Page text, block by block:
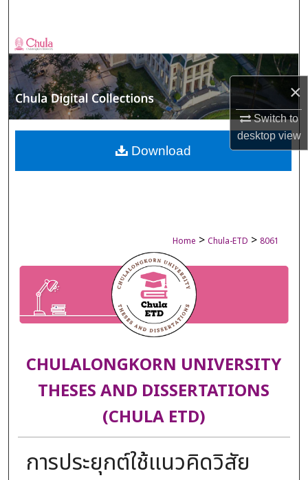
×
Switch to
desktopview
Browse Collections
My Account
About
Digital Commons Network™
Home > Chula-ETD > 8061
CHULALONGKORN UNIVERSITY
THESES AND DISSERTATIONS
(CHULA ETD)
การประยุกต์ใช้แนวคิดวิสัย
Download